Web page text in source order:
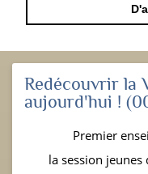
Redécouvrir la
aujourd'hui !
Premier
la session jeunes